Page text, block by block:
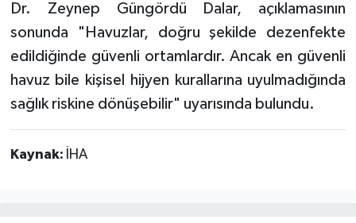
Dr. Zeynep Güngördü Dalar, açıklamasının
sonunda "Havuzlar, doğru şekilde dezenfekte
edildiğinde güvenli ortamlardır. Ancak en güvenli
havuz bile kişisel hijyen kurallarına uyulmadığında
sağlık riskine dönüşebilir" uyarısında bulundu.
Kaynak: İHA